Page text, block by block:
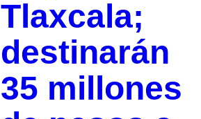
Tlaxcala;
destinarán
35 millones